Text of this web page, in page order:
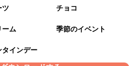
ツ チョコ
ーム 季節のイベント
タインデー